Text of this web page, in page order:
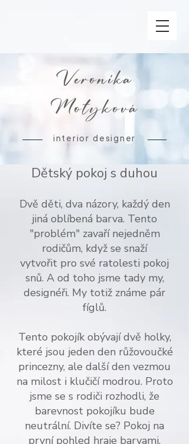
Veronika
Motyková
interior designer
Dětský pokoj s duhou
Dvě děti, dva názory, každý den
jiná oblíbená barva. Tento
"problém" zavaří nejedněm
rodičům, když se snaží
vytvořit pro své ratolesti pokoj
snů. A od toho jsme tady my,
designéři. My totiž známe pár
fíglů.
Tento pokojík obývají dvě holky,
které jsou jeden den růžovoučké
princezny, ale další den vezmou
na milost i klučičí modrou. Proto
jsme se s rodiči rozhodli, že
barevnost pokojíku bude
neutrální. Divíte se? Pokoj na
první pohled hraje barvami,